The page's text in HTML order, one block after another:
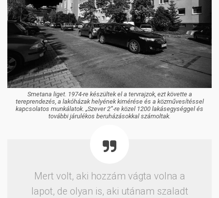
Smetana liget. 1974-re készültek el a tervrajzok, ezt követte a
tereprendezés, a lakóházak helyének kimérése és a közművesítéssel
kapcsolatos munkálatok. „Szever 2”-re közel 1200 lakásegységgel és
további járulékos beruházásokkal számoltak.
Mert volt, aki hozzám vágta volna a
lapot, de olyan is, aki utánam szaladt